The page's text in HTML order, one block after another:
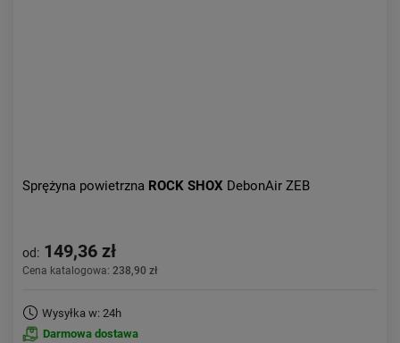
Sprężyna powietrzna ROCK SHOX DebonAir ZEB
od: 149,36 zł
Cena katalogowa: 238,90 zł
Wysyłka w: 24h
Darmowa dostawa